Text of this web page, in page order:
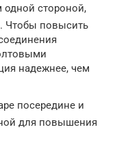
одной стороной,
Чтобы повысить
надежнее, чем
посередине и
для повышения